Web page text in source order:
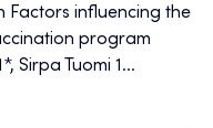
Factors influencing the
program
Sirpa Tuomi 1...